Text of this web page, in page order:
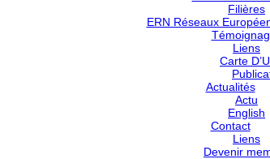
Filières
ERN Réseaux
Liens
Carte
Actualités
Actu
English
Contact
Liens
Devenir